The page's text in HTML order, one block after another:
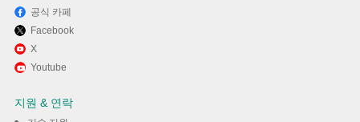
Memu Play에서 Instagram 사용
공식 카페
Facebook
X
Youtube
지원 & 연락